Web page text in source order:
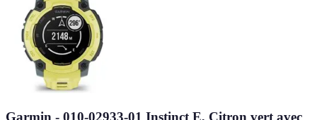
Garmin - 010-02933-01 Instinct E, Citron vert avec